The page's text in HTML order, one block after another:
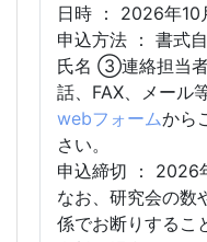
日時 ： 2026年10
申込方法 ： 書
氏名 ③連絡担当
話、FAX、メー
webフォームから
さい。
申込締切 ： 2026
なお、研究会の数
係でお断りするこ